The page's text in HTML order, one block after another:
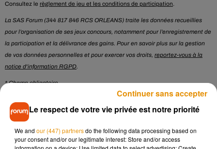
Consultez le règlement de jeu et les conditions de participation.
La SAS Forum (344 817 846 RCS ORLEANS) traite les données recueillies
pour l’organisation de ses jeux concours, notamment pour l’enregistrement de
la participation et la délivrance des gains. Pour en savoir plus sur la gestion
de vos données personnelles et pour exercer vos droits, reportez-vous à la
notice d'information RGPD.
* Champ obligatoire
Le jeu est terminé
Le respect de votre vie privée est notre priorité
We and our (447) partnersdo the following data processing based on
your consent and/or our legitimate interest: Store and/or access
Continuer sans accepter